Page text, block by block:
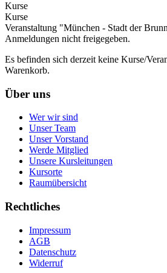
Kurse
Kurse
Veranstaltung "München - Stadt der
Anmeldungen nicht freigegeben.
Es befinden sich derzeit keine Kurse/
Warenkorb.
Über uns
Wer wir sind
Unser Team
Unser Vorstand
Werde Mitglied
Unsere Kursleitungen
Kursorte
Raumübersicht
Rechtliches
Impressum
AGB
Datenschutz
Widerruf